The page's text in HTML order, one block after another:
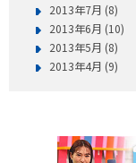
2013年7月 (8)
2013年6月 (10)
2013年5月 (8)
2013年4月 (9)